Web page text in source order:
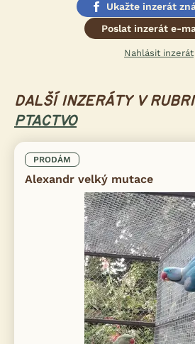
Ukažte inzerát
Poslat inzerát e-
Nahlásit inzerát
DALŠÍ INZERÁTY V
PTACTVO
PRODÁM
Alexandr velký mutace